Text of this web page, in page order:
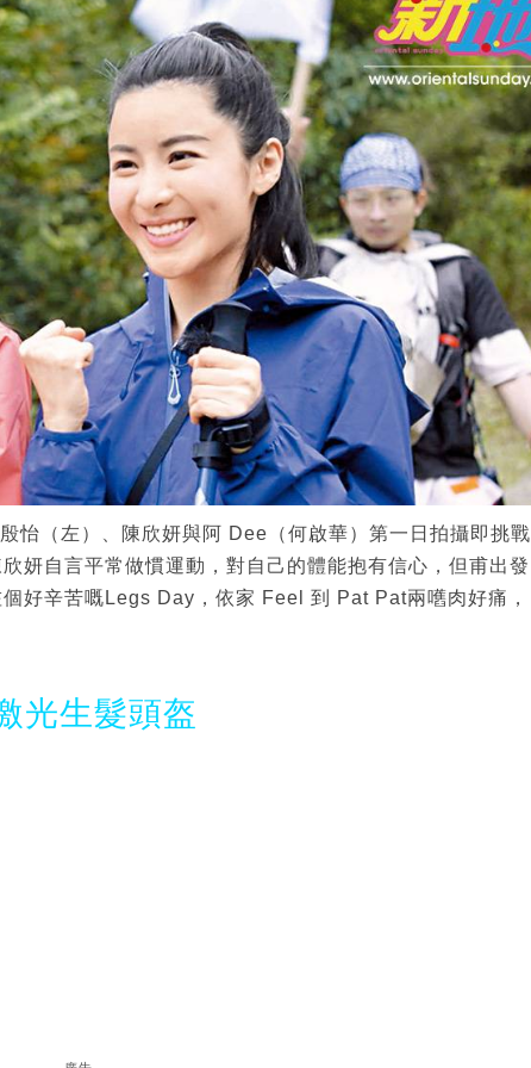
怡（左）、陳欣妍與阿 Dee（何啟華）第一日拍攝即挑戰
妍自言平常做慣運動，對自己的體能抱有信心，但甫出發
好辛苦嘅Legs Day，依家 Feel 到 Pat Pat兩嚿肉好痛，
光生髮頭盔